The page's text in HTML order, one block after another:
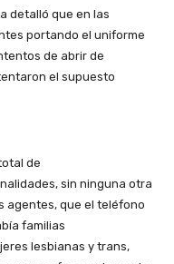
detalló que en las
portando el uniforme
de abrir de
el supuesto
de
sin ninguna otra
agentes, que el teléfono
familias
lesbianas y trans,